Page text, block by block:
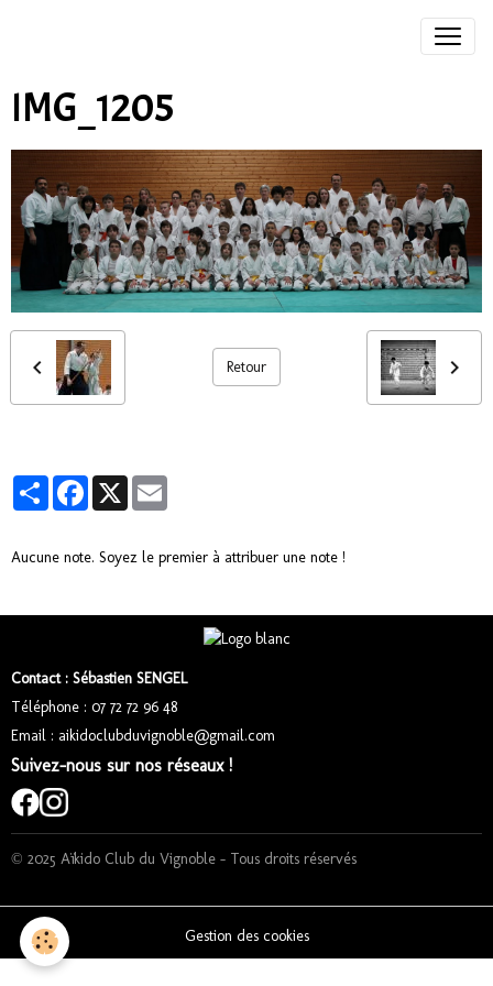
IMG_1205
Retour
PartagerFacebook
X
Aucune note. Soyez le premier à attribuer une note !
Contact : Sébastien SENGEL
Téléphone : 07 72 72 96 48
Email : aikidoclubduvignoble@gmail.com
Suivez-nous sur nos réseaux !
© 2025 Aïkido Club du Vignoble – Tous droits réservés
Gestion des cookies